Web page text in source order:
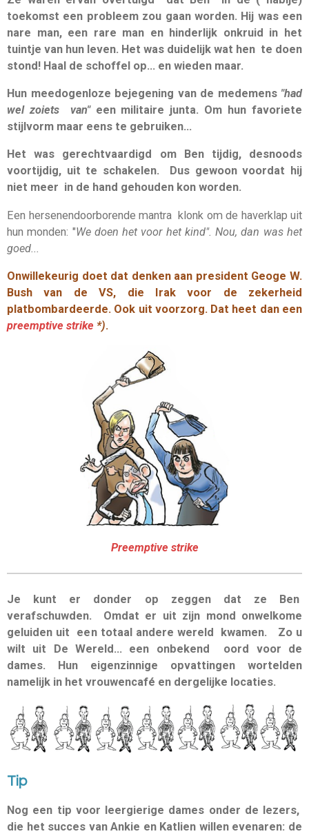
toekomst een probleem zou gaan worden. Hij was een
nare man, een rare man en hinderlijk onkruid in het
tuintje van hun leven. Het was duidelijk wat hen te doen
stond! Haal de schoffel op... en wieden maar.
Hun meedogenloze bejegening van de medemens "had
wel zoiets van"een militaire junta. Om hun favoriete
stijlvorm maar eens te gebruiken…
Het was gerechtvaardigd om Ben tijdig, desnoods
voortijdig, uit te schakelen. Dus gewoon voordat hij
niet meer in de hand gehouden kon worden.
Een hersenendoorborende mantra klonk om de haverklap uit
hun monden: "We doen het voor het kind". Nou, dan was het
goed...
Onwillekeurig doet dat denken aan president Geoge W.
Bush van de VS, die Irak voor de zekerheid
platbombardeerde. Ook uit voorzorg. Dat heet dan een
preemptive strike *).
Preemptive strike
Je kunt er donder op zeggen dat ze Ben
verafschuwden. Omdat er uit zijn mond onwelkome
geluiden uit een totaal andere wereld kwamen. Zo u
wilt uit De Wereld... een onbekend oord voor de
dames. Hun eigenzinnige opvattingen wortelden
namelijk in het vrouwencafé en dergelijke locaties.
Tip
Nog een tip voor leergierige dames onder de lezers,
die het succes van Ankie en Katlien willen evenaren: de